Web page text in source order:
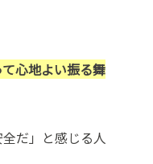
心地よい振る舞
だ」と感じる人